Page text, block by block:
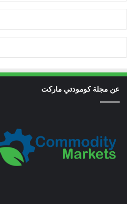
عن مجلة كومودتي ماركت